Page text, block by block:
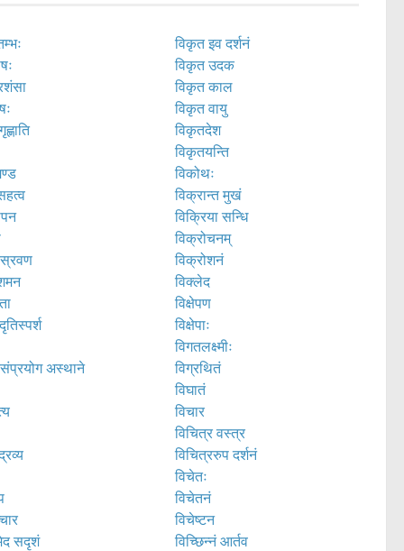
अस्थाने
सदृशं
विकृत इव दर्शनं
विकृत उदक
विकृत काल
विकृत वायु
विकृतदेश
विकृतयन्ति
विकोथः
विक्रान्त मुखं
विक्रिया सन्धि
विक्रोचनम्
विक्रोशनं
विक्लेद
विक्षेपण
विक्षेपाः
विगतलक्ष्मीः
विग्रथितं
विघातं
विचार
विचित्र वस्त्र
विचित्ररुप दर्शनं
विचेतः
विचेतनं
विचेष्टन
विच्छिन्नं आर्तव